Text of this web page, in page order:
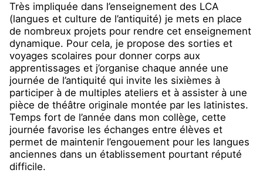
Très impliquée dans l’enseignement des LCA
(langues et culture de l’antiquité) je mets en place
de nombreux projets pour rendre cet enseignement
dynamique. Pour cela, je propose des sorties et
voyages scolaires pour donner corps aux
apprentissages et j’organise chaque année une
journée de l’antiquité qui invite les sixièmes à
participer à de multiples ateliers et à assister à une
pièce de théâtre originale montée par les latinistes.
Temps fort de l’année dans mon collège, cette
journée favorise les échanges entre élèves et
permet de maintenir l’engouement pour les langues
anciennes dans un établissement pourtant réputé
difficile.